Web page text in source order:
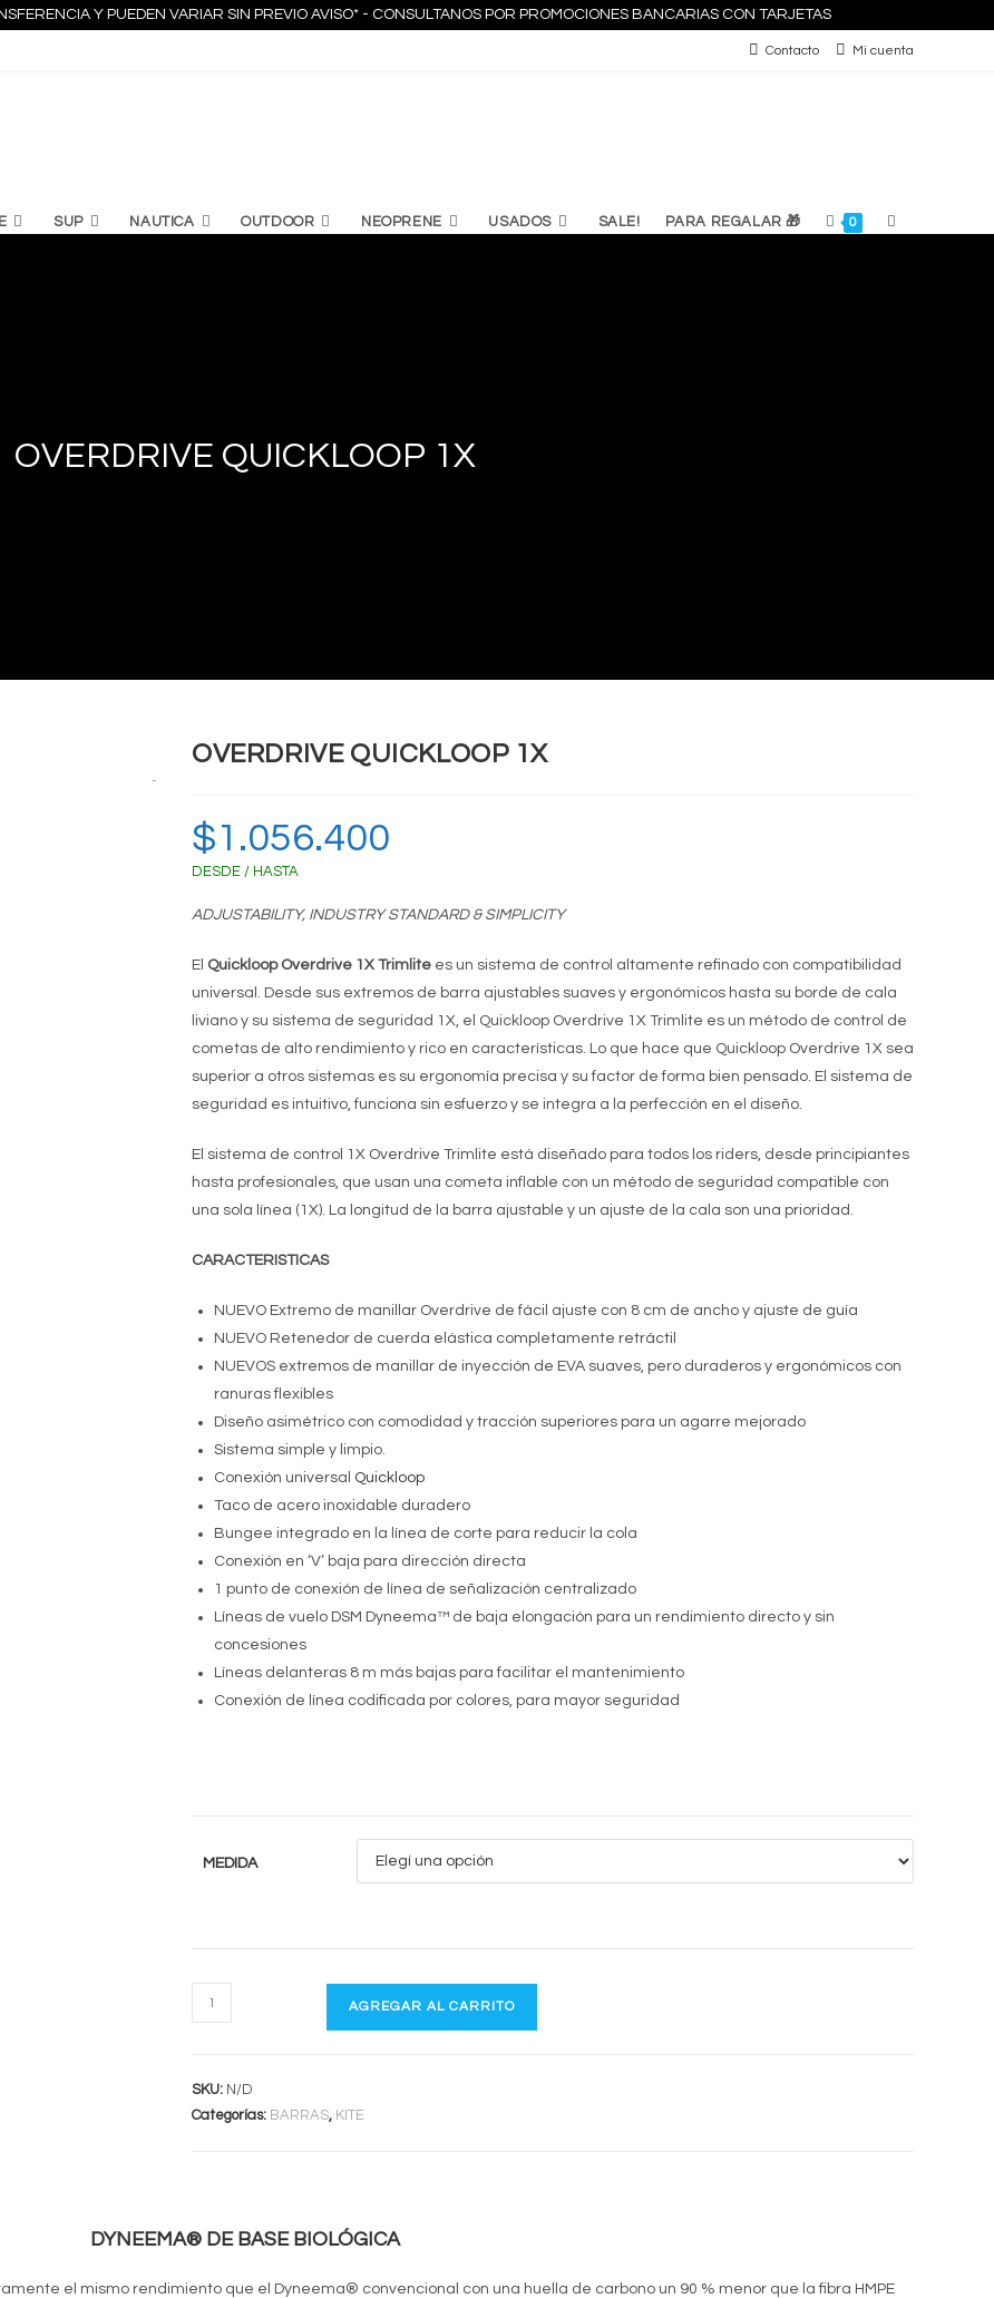
Y PUEDEN VARIAR SIN PREVIO AVISO* - CONSULTANOS POR PROMOCIONES BANCARIAS CON TARJETAS
Contacto Mi cuenta
SUP NAUTICA OUTDOOR NEOPRENE USADOS SALE! PARA REGALAR 🎁 0 ALTERNAR
OVERDRIVE QUICKLOOP 1X
OVERDRIVE QUICKLOOP 1X
$1.056.400
DESDE / HASTA
ADJUSTABILITY, INDUSTRY STANDARD & SIMPLICITY
El Quickloop Overdrive 1X Trimlite es un sistema de control altamente refinado con compatibilidad
universal. Desde sus extremos de barra ajustables suaves y ergonómicos hasta su borde de cala
liviano y su sistema de seguridad 1X, el Quickloop Overdrive 1X Trimlite es un método de control de
cometas de alto rendimiento y rico en características. Lo que hace que Quickloop Overdrive 1X sea
superior a otros sistemas es su ergonomía precisa y su factor de forma bien pensado. El sistema de
seguridad es intuitivo, funciona sin esfuerzo y se integra a la perfección en el diseño.
El sistema de control 1X Overdrive Trimlite está diseñado para todos los riders, desde principiantes
hasta profesionales, que usan una cometa inflable con un método de seguridad compatible con
una sola línea (1X). La longitud de la barra ajustable y un ajuste de la cala son una prioridad.
CARACTERISTICAS
NUEVO Extremo de manillar Overdrive de fácil ajuste con 8 cm de ancho y ajuste de guía
NUEVO Retenedor de cuerda elástica completamente retráctil
NUEVOS extremos de manillar de inyección de EVA suaves, pero duraderos y ergonómicos con
ranuras flexibles
Diseño asimétrico con comodidad y tracción superiores para un agarre mejorado
Sistema simple y limpio.
Conexión universal Quickloop
Taco de acero inoxidable duradero
Bungee integrado en la línea de corte para reducir la cola
Conexión en ‘V’ baja para dirección directa
1 punto de conexión de línea de señalización centralizado
Líneas de vuelo DSM Dyneema™ de baja elongación para un rendimiento directo y sin
concesiones
Líneas delanteras 8 m más bajas para facilitar el mantenimiento
Conexión de línea codificada por colores, para mayor seguridad
MEDIDA
OVERDRIVE
QUICKLOOP
AGREGAR AL CARRITO
SKU: N/D
Categorías: BARRAS, KITE
DYNEEMA® DE BASE BIOLÓGICA
el mismo rendimiento que el Dyneema® convencional con una huella de carbono un 90 % menor que la fibra HMPE